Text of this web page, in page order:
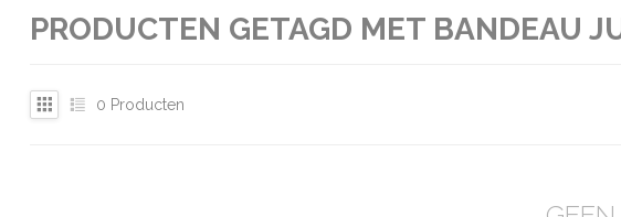
PRODUCTEN GETAGD MET BANDEAU
0 Producten